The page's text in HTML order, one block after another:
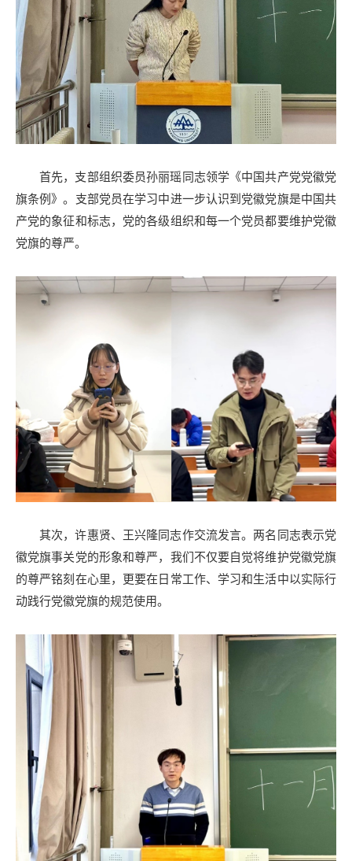
首先，支部组织委员孙丽瑶同志领学《中国共产党党徽党
旗条例》。支部党员在学习中进一步认识到党徽党旗是中国共
产党的象征和标志，党的各级组织和每一个党员都要维护党徽
党旗的尊严。
其次，许惠贤、王兴隆同志作交流发言。两名同志表示党
徽党旗事关党的形象和尊严，我们不仅要自觉将维护党徽党旗
的尊严铭刻在心里，更要在日常工作、学习和生活中以实际行
动践行党徽党旗的规范使用。